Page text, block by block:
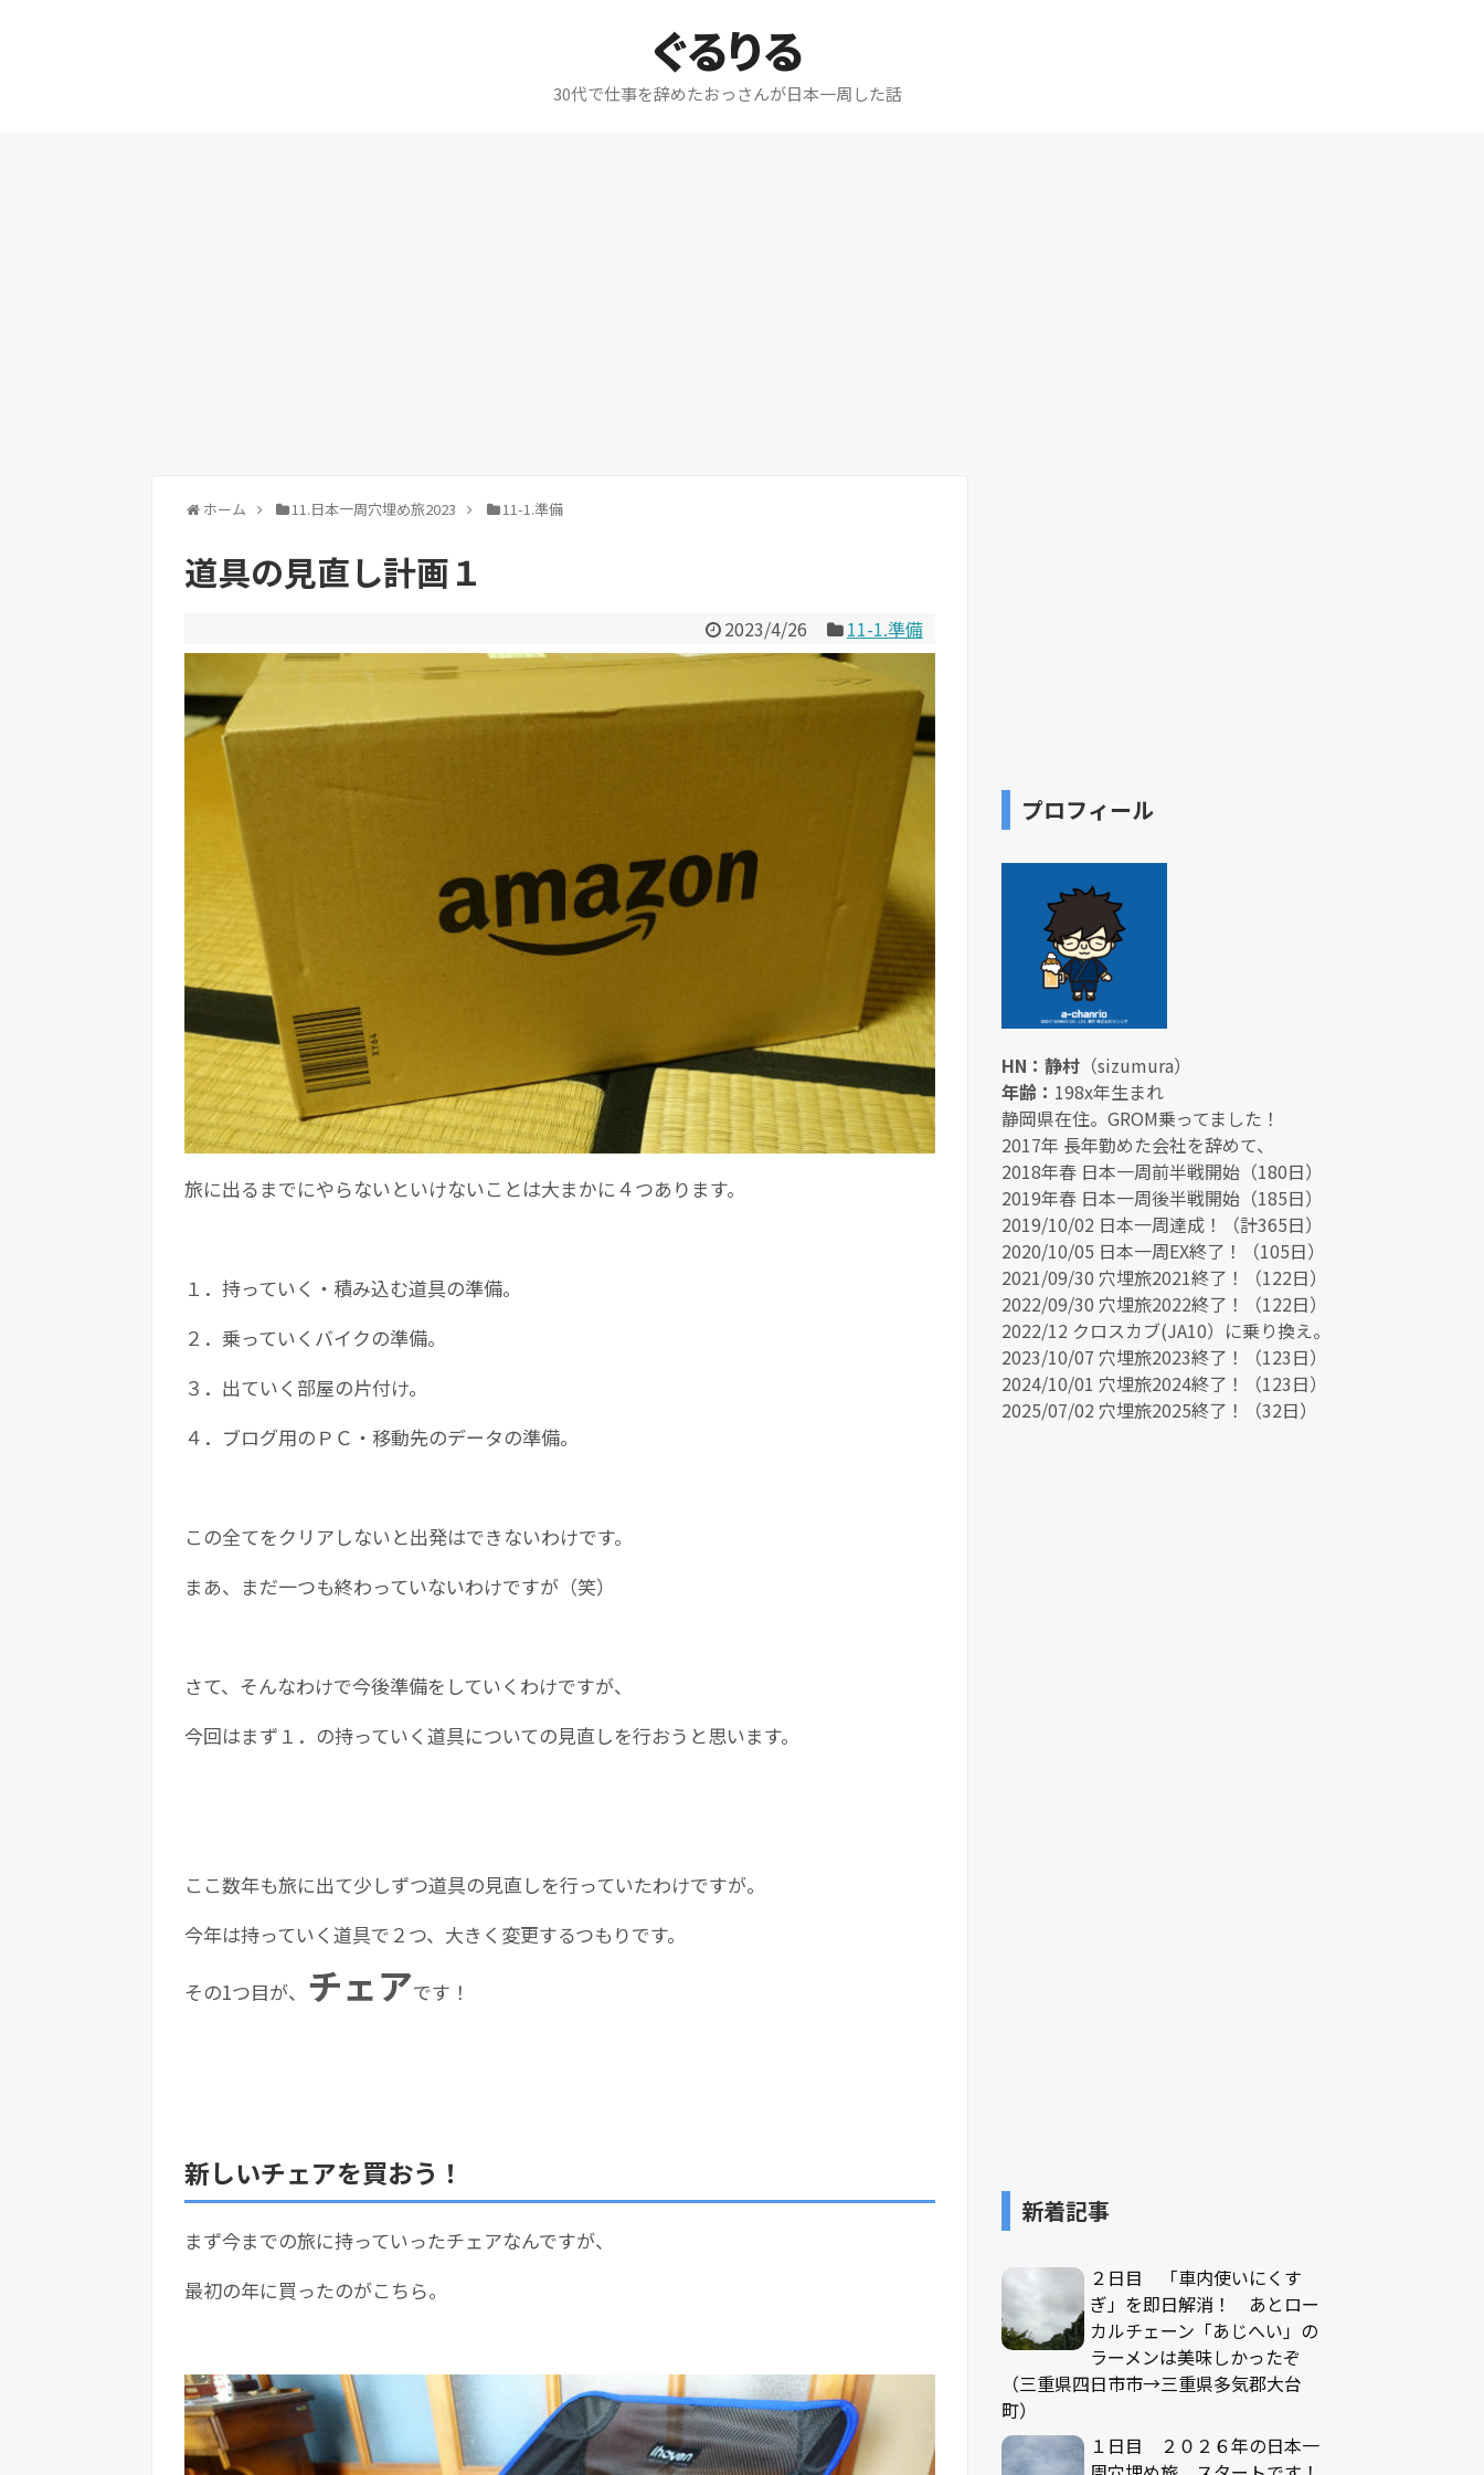
ぐるりる
30代で仕事を辞めたおっさんが日本一周した話
ホーム 11.日本一周穴埋め旅2023 11-1.準備
道具の見直し計画１
2023/4/26 11-1.準備
旅に出るまでにやらないといけないことは大まかに４つあります。
１．持っていく・積み込む道具の準備。
２．乗っていくバイクの準備。
３．出ていく部屋の片付け。
４．ブログ用のＰＣ・移動先のデータの準備。
この全てをクリアしないと出発はできないわけです。
まあ、まだ一つも終わっていないわけですが（笑）
さて、そんなわけで今後準備をしていくわけですが、
今回はまず１．の持っていく道具についての見直しを行おうと思います。
ここ数年も旅に出て少しずつ道具の見直しを行っていたわけですが。
今年は持っていく道具で２つ、大きく変更するつもりです。
その1つ目が、 チェアです！
新しいチェアを買おう！
まず今までの旅に持っていったチェアなんですが、
最初の年に買ったのがこちら。
プロフィール
HN：静村 （sizumura）
年齢： 198x年生まれ
静岡県在住。GROM乗ってました！
2017年 長年勤めた会社を辞めて、
2018年春 日本一周前半戦開始（180日）
2019年春 日本一周後半戦開始（185日）
2019/10/02 日本一周達成！（計365日）
2020/10/05 日本一周EX終了！（105日）
2021/09/30 穴埋旅2021終了！（122日）
2022/09/30 穴埋旅2022終了！（122日）
2022/12 クロスカブ(JA10）に乗り換え。
2023/10/07 穴埋旅2023終了！（123日）
2024/10/01 穴埋旅2024終了！（123日）
2025/07/02 穴埋旅2025終了！（32日）
新着記事
２日目 「車内使いにくす
ぎ」を即日解消！ あとロー
カルチェーン「あじへい」の
ラーメンは美味しかったぞ
（三重県四日市市→三重県多気郡大台
町）
１日目 ２０２６年の日本一